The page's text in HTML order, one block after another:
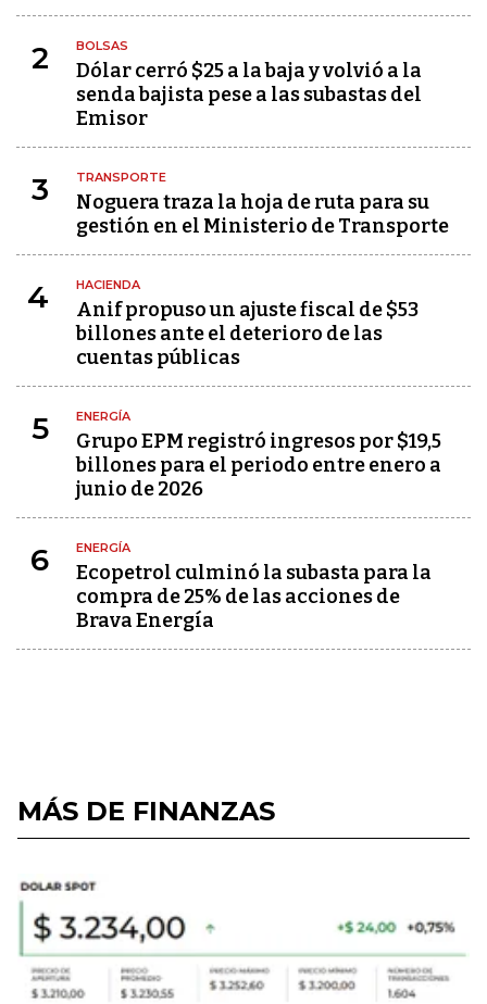
2 BOLSAS
Dólar cerró $25 a la baja y volvió a la
senda bajista pese a las subastas del
Emisor
3 TRANSPORTE
Noguera traza la hoja de ruta para su
gestión en el Ministerio de Transporte
4 HACIENDA
Anif propuso un ajuste fiscal de $53
billones ante el deterioro de las
cuentas públicas
5 ENERGÍA
Grupo EPM registró ingresos por $19,5
billones para el periodo entre enero a
junio de 2026
6 ENERGÍA
Ecopetrol culminó la subasta para la
compra de 25% de las acciones de
Brava Energía
MÁS DE FINANZAS